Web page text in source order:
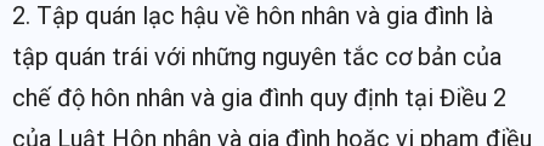
2. Tập quán lạc hậu về hôn nhân và gia đình là
tập quán trái với những nguyên tắc cơ bản của
chế độ hôn nhân và gia đình quy định tại Điều 2
của Luật Hôn nhân và gia đình hoặc vi phạm điều